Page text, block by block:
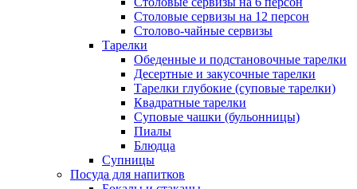
Столовые сервизы на 12 персон
Столово-чайные сервизы
Тарелки
Обеденные и подстановочные тарелки
Десертные и закусочные тарелки
Тарелки глубокие (суповые тарелки)
Квадратные тарелки
Суповые чашки (бульонницы)
Пиалы
Блюдца
Супницы
Посуда для напитков